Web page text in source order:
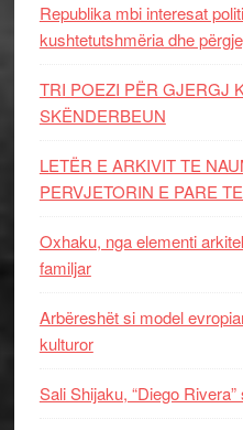
Republika mbi interesat
kushtetutshmëria dhe
TRI POEZI PËR GJERGJ
SKËNDERBEUN
LETËR E ARKIVIT TE
PERVJETORIN E PARE
Oxhaku, nga elementi
familjar
Arbëreshët si model
kulturor
Sali Shijaku, “Diego